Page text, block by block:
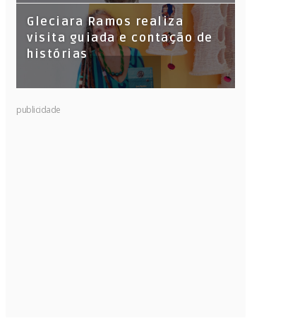
Gleciara Ramos realiza
visita guiada e contação de
histórias
publicidade